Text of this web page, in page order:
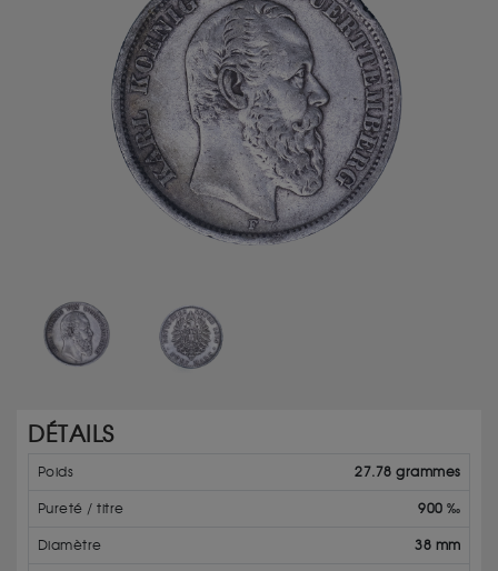
DÉTAILS
Poids 27.78 grammes
Pureté / titre 900 ‰
Diamètre 38 mm